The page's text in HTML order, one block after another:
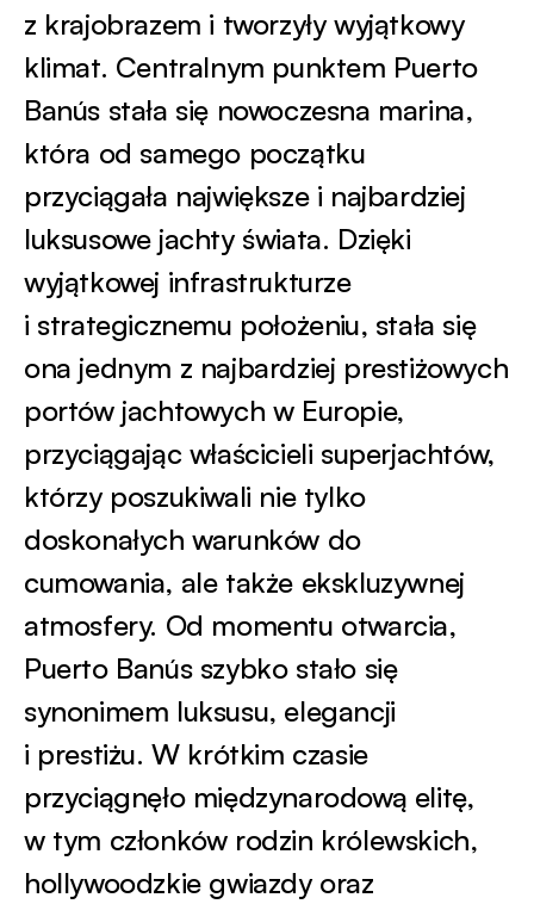
z krajobrazem i tworzyły wyjątkowy
klimat. Centralnym punktem Puerto
Banús stała się nowoczesna marina,
która od samego początku
przyciągała największe i najbardziej
luksusowe jachty świata. Dzięki
wyjątkowej infrastrukturze
i strategicznemu położeniu, stała się
ona jednym z najbardziej prestiżowych
portów jachtowych w Europie,
przyciągając właścicieli superjachtów,
którzy poszukiwali nie tylko
doskonałych warunków do
cumowania, ale także ekskluzywnej
atmosfery. Od momentu otwarcia,
Puerto Banús szybko stało się
synonimem luksusu, elegancji
i prestiżu. W krótkim czasie
przyciągnęło międzynarodową elitę,
w tym członków rodzin królewskich,
hollywoodzkie gwiazdy oraz